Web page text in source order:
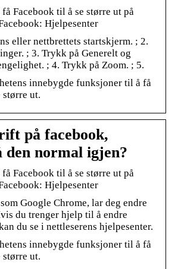
Facebook til å se større ut på
Hjelpesenter
eller nettbrettets startskjerm. ; 2.
; 3. Trykk på Generelt og
; 4. Trykk på Zoom. ; 5.
innebygde funksjoner til å få
større ut.
på facebook,
den normal igjen?
Facebook til å se større ut på
Hjelpesenter
Google Chrome, lar deg endre
du trenger hjelp til å endre
du se i nettleserens hjelpesenter.
innebygde funksjoner til å få
større ut.